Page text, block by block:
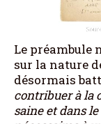
Le préambule
sur la nature
désormais
contribuer à la
saine et dans